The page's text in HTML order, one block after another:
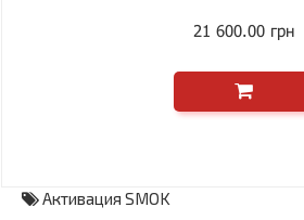
21 600.00 грн
Активация SMOK